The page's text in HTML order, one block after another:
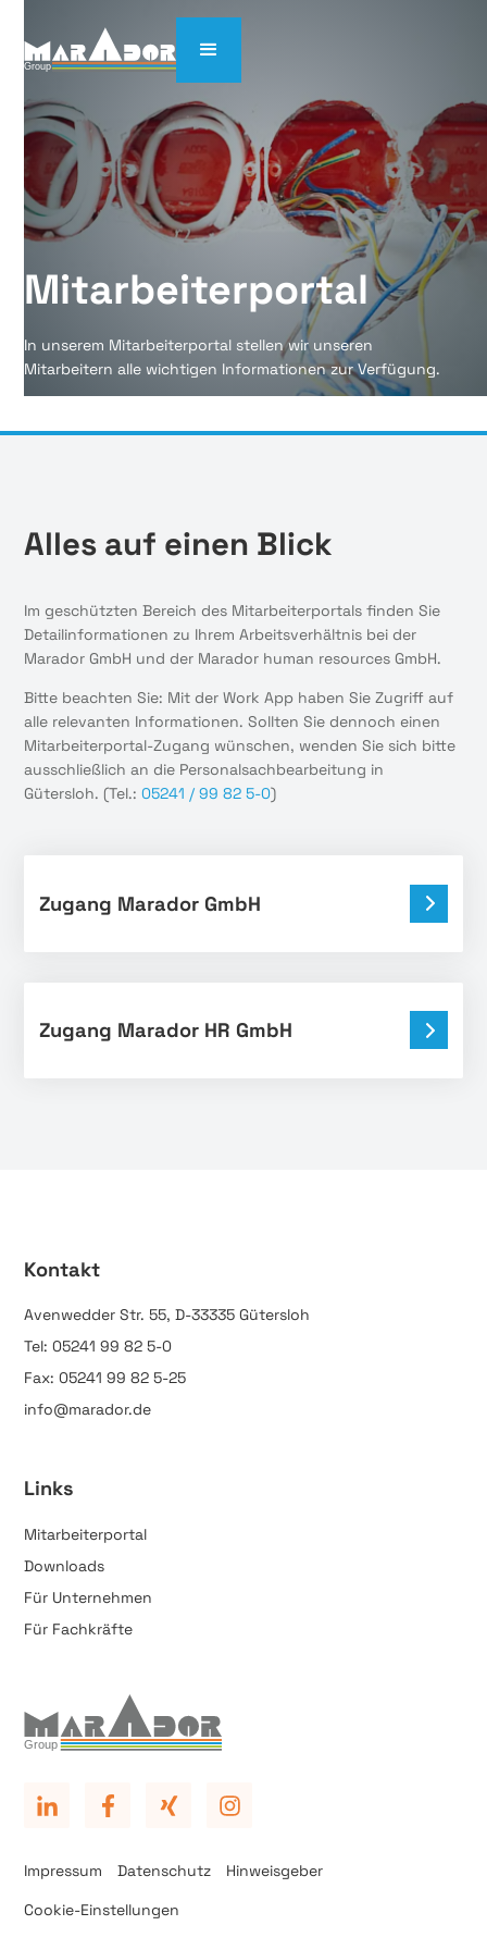
Mitarbeiterportal
In unserem Mitarbeiterportal stellen wir unseren
Mitarbeitern alle wichtigen Informationen zur Verfügung.
Alles auf einen Blick
Im geschützten Bereich des Mitarbeiterportals finden Sie
Detailinformationen zu Ihrem Arbeitsverhältnis bei der
Marador GmbH und der Marador human resources GmbH.
Bitte beachten Sie: Mit der Work App haben Sie Zugriff auf
alle relevanten Informationen. Sollten Sie dennoch einen
Mitarbeiterportal-Zugang wünschen, wenden Sie sich bitte
ausschließlich an die Personalsachbearbeitung in
Gütersloh. (Tel.:05241 / 99 82 5-0)
Zugang Marador GmbH
Zugang Marador HR GmbH
Impressum Datenschutz
Hinweisgeber
Cookie-Einstellungen
Kontakt
Avenwedder Str. 55, D-33335 Gütersloh
Tel: 05241 99 82 5-0
Fax: 05241 99 82 5-25
info@marador.de
Links
Mitarbeiterportal
Downloads
Für Unternehmen
Für Fachkräfte